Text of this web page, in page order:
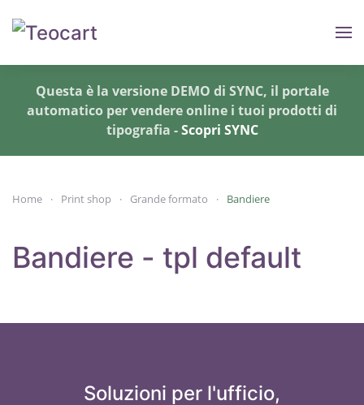
Skip to main content
Questa è la versione DEMO di SYNC, il portale
automatico per vendere online i tuoi prodotti di
tipografia -Scopri SYNC
Home Print shop Grande formato Bandiere
Bandiere - tpl default
Soluzioni per l'ufficio,